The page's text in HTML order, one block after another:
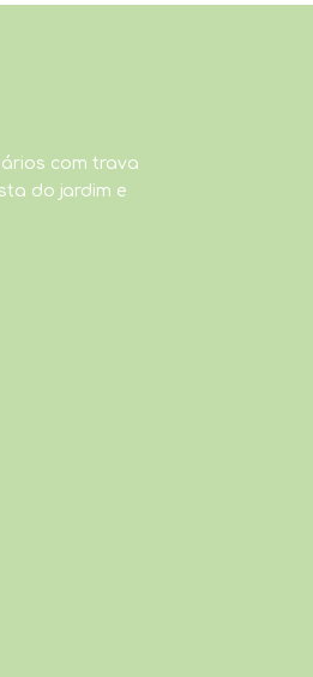
com trava
do jardim e